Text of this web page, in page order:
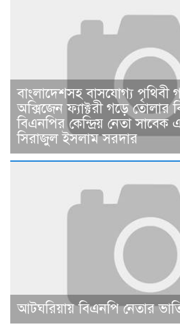
বাংলাদেশসহ বাসযোগ্য পৃথিবী
অক্সিজেন ফ্যাক্টরী গড়ে
বিএনপির কেন্দ্রিয় নেতা সাবেক
সিরাজুল ইসলাম সরদার
আটঘরিয়ায় বিএনপি নেতার